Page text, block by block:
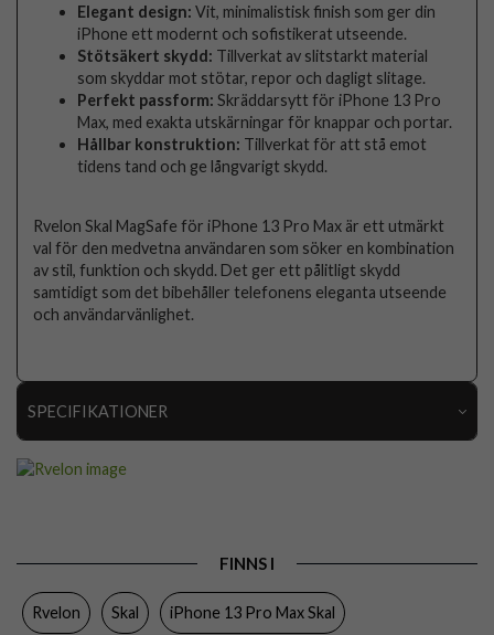
Elegant design: Vit, minimalistisk finish som ger din
iPhone ett modernt och sofistikerat utseende.
Stötsäkert skydd: Tillverkat av slitstarkt material
som skyddar mot stötar, repor och dagligt slitage.
Perfekt passform: Skräddarsytt för iPhone 13 Pro
Max, med exakta utskärningar för knappar och portar.
Hållbar konstruktion: Tillverkat för att stå emot
tidens tand och ge långvarigt skydd.
Rvelon Skal MagSafe för iPhone 13 Pro Max är ett utmärkt
val för den medvetna användaren som söker en kombination
av stil, funktion och skydd. Det ger ett pålitligt skydd
samtidigt som det bibehåller telefonens eleganta utseende
och användarvänlighet.
SPECIFIKATIONER
Färg
FINNS I
Rvelon Skal iPhone 13 Pro Max Skal